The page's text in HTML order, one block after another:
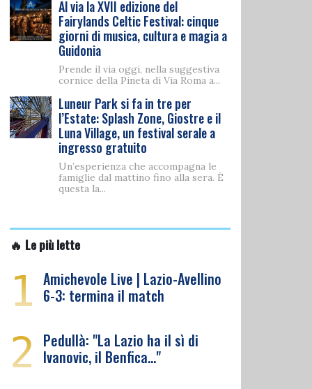
Al via la XVII edizione del
Fairylands Celtic Festival: cinque
giorni di musica, cultura e magia a
Guidonia
Prende il via oggi, nella suggestiva
cornice della Pineta di Via Roma a...
Luneur Park si fa in tre per
l’Estate: Splash Zone, Giostre e il
Luna Village, un festival serale a
ingresso gratuito
Un’esperienza che accompagna le
famiglie dal mattino fino alla sera. È
questa la...
🔥 Le più lette
1 Amichevole Live | Lazio-Avellino
6-3: termina il match
2 Pedullà: "La Lazio ha il sì di
Ivanovic, il Benfica…"